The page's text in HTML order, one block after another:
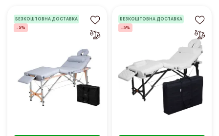
БЕЗКОШТОВНА ДОСТАВКА
-5%
БЕЗКОШТОВНА ДОСТАВКА
-5%